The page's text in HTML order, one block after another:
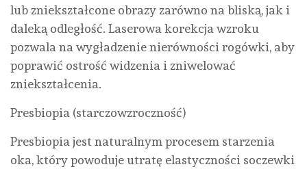
lub zniekształcone obrazy zarówno na bliską, jak i
daleką odległość. Laserowa korekcja wzroku
pozwala na wygładzenie nierówności rogówki, aby
poprawić ostrość widzenia i zniwelować
zniekształcenia.
Presbiopia (starczowzroczność)
Presbiopia jest naturalnym procesem starzenia
oka, który powoduje utratę elastyczności soczewki